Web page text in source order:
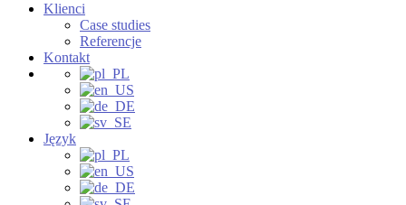
Klienci
Case studies
Referencje
Kontakt
Język